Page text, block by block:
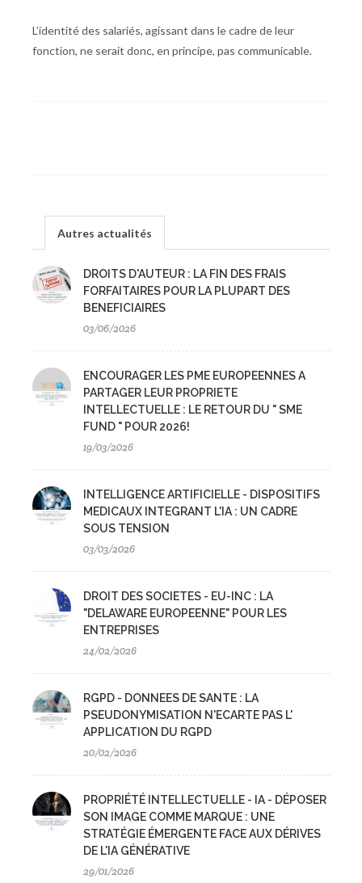
L’identité des salariés, agissant dans le cadre de leur
fonction, ne serait donc, en principe, pas communicable.
Autres actualités
DROITS D'AUTEUR : LA FIN DES FRAIS
FORFAITAIRES POUR LA PLUPART DES
BENEFICIAIRES
03/06/2026
ENCOURAGER LES PME EUROPEENNES A
PARTAGER LEUR PROPRIETE
INTELLECTUELLE : LE RETOUR DU " SME
FUND " POUR 2026!
19/03/2026
INTELLIGENCE ARTIFICIELLE - DISPOSITIFS
MEDICAUX INTEGRANT L'IA : UN CADRE
SOUS TENSION
03/03/2026
DROIT DES SOCIETES - EU-INC : LA
"DELAWARE EUROPEENNE" POUR LES
ENTREPRISES
24/02/2026
RGPD - DONNEES DE SANTE : LA
PSEUDONYMISATION N'ECARTE PAS L'
APPLICATION DU RGPD
20/02/2026
PROPRIÉTÉ INTELLECTUELLE - IA - DÉPOSER
SON IMAGE COMME MARQUE : UNE
STRATÉGIE ÉMERGENTE FACE AUX DÉRIVES
DE L'IA GÉNÉRATIVE
29/01/2026